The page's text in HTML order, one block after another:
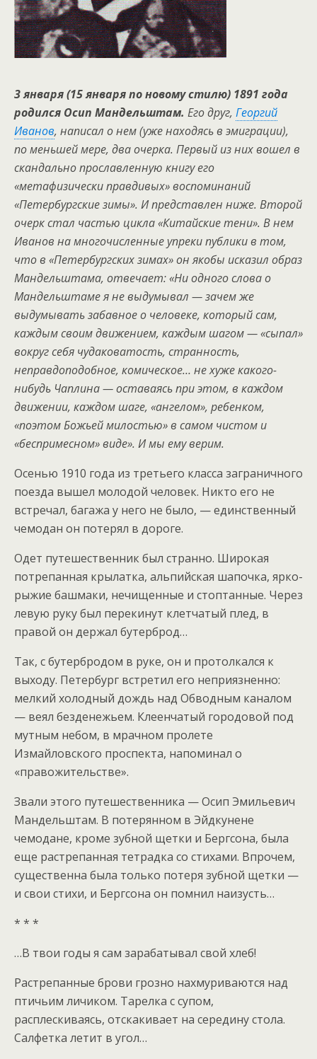
3 января (15 января по новому стилю) 1891 года
родился Осип Мандельштам. Его друг, Георгий
Иванов, написал о нем (уже находясь в эмиграции),
по меньшей мере, два очерка. Первый из них вошел в
скандально прославленную книгу его
«метафизически правдивых» воспоминаний
«Петербургские зимы». И представлен ниже. Второй
очерк стал частью цикла «Китайские тени». В нем
Иванов на многочисленные упреки публики в том,
что в «Петербургских зимах» он якобы исказил образ
Мандельштама, отвечает: «Ни одного слова о
Мандельштаме я не выдумывал — зачем же
выдумывать забавное о человеке, который сам,
каждым своим движением, каждым шагом — «сыпал»
вокруг себя чудаковатость, странность,
неправдоподобное, комическое… не хуже какого-
нибудь Чаплина — оставаясь при этом, в каждом
движении, каждом шаге, «ангелом», ребенком,
«поэтом Божьей милостью» в самом чистом и
«беспримесном» виде». И мы ему верим.
Осенью 1910 года из третьего класса заграничного
поезда вышел молодой человек. Никто его не
встречал, багажа у него не было, — единственный
чемодан он потерял в дороге.
Одет путешественник был странно. Широкая
потрепанная крылатка, альпийская шапочка, ярко-
рыжие башмаки, нечищенные и стоптанные. Через
левую руку был перекинут клетчатый плед, в
правой он держал бутерброд…
Так, с бутербродом в руке, он и протолкался к
выходу. Петербург встретил его неприязненно:
мелкий холодный дождь над Обводным каналом
— веял безденежьем. Клеенчатый городовой под
мутным небом, в мрачном пролете
Измайловского проспекта, напоминал о
«правожительстве».
Звали этого путешественника — Осип Эмильевич
Мандельштам. В потерянном в Эйдкунене
чемодане, кроме зубной щетки и Бергсона, была
еще растрепанная тетрадка со стихами. Впрочем,
существенна была только потеря зубной щетки —
и свои стихи, и Бергсона он помнил наизусть…
* * *
…В твои годы я сам зарабатывал свой хлеб!
Растрепанные брови грозно нахмуриваются над
птичьим личиком. Тарелка с супом,
расплескиваясь, отскакивает на середину стола.
Салфетка летит в угол…